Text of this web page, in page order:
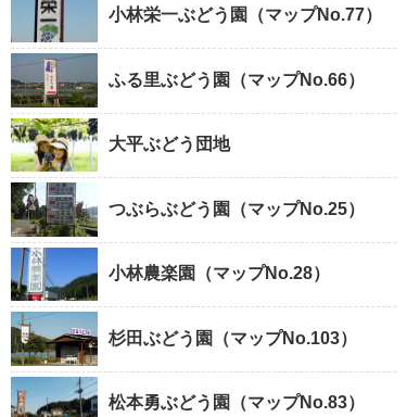
小林栄一ぶどう園（マップNo.77）
ふる里ぶどう園（マップNo.66）
大平ぶどう団地
つぶらぶどう園（マップNo.25）
小林農楽園（マップNo.28）
杉田ぶどう園（マップNo.103）
松本勇ぶどう園（マップNo.83）